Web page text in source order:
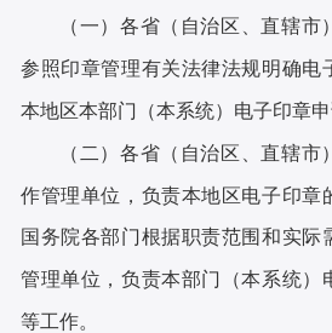
（一）各省（自治区、直辖市
参照印章管理有关法律法规明确电
本地区本部门（本系统）电子印章申
（二）各省（自治区、直辖市
作管理单位，负责本地区电子印章
国务院各部门根据职责范围和实际
管理单位，负责本部门（本系统）
等工作。